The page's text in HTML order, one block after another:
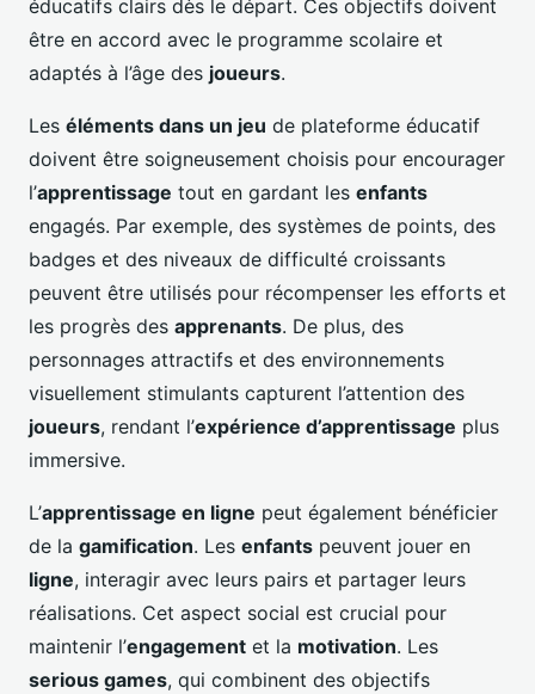
éducatifs clairs dès le départ. Ces objectifs doivent
être en accord avec le programme scolaire et
adaptés à l’âge des joueurs.
Les éléments dans un jeu de plateforme éducatif
doivent être soigneusement choisis pour encourager
l’apprentissage tout en gardant les enfants
engagés. Par exemple, des systèmes de points, des
badges et des niveaux de difficulté croissants
peuvent être utilisés pour récompenser les efforts et
les progrès des apprenants. De plus, des
personnages attractifs et des environnements
visuellement stimulants capturent l’attention des
joueurs, rendant l’expérience d’apprentissage plus
immersive.
L’apprentissage en ligne peut également bénéficier
de la gamification. Les enfants peuvent jouer en
ligne, interagir avec leurs pairs et partager leurs
réalisations. Cet aspect social est crucial pour
maintenir l’engagement et la motivation. Les
serious games, qui combinent des objectifs